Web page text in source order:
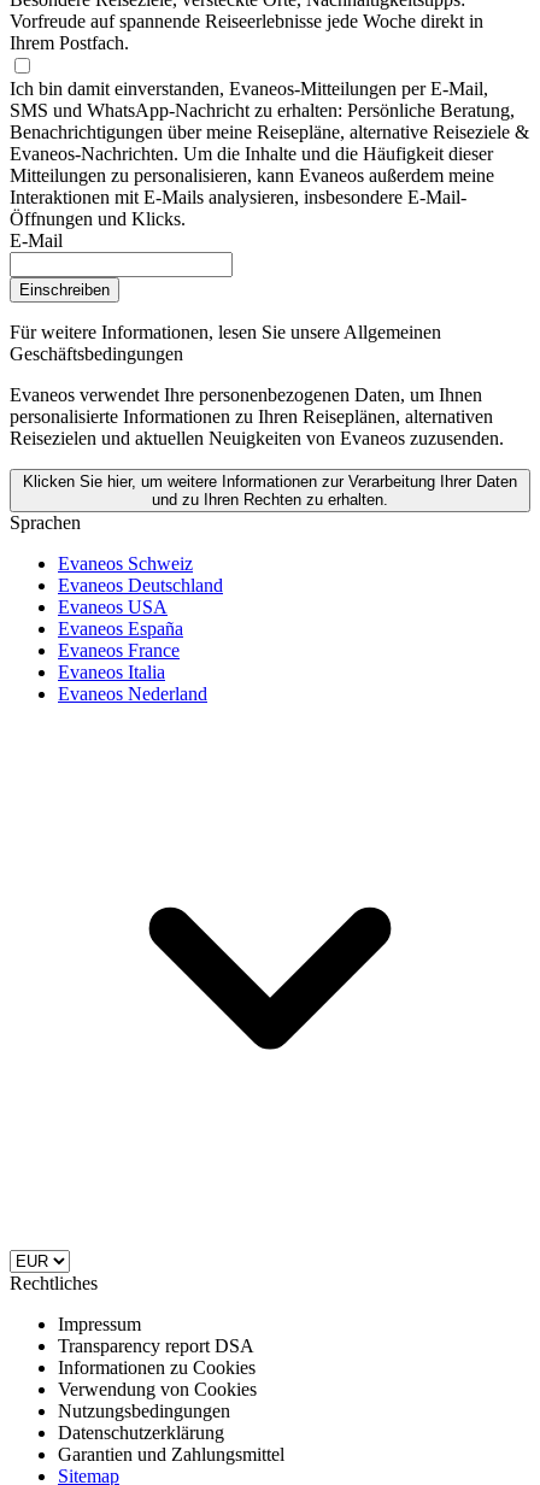
Vorfreude auf spannende Reiseerlebnisse jede Woche direkt in
Ihrem Postfach.
Ich bin damit einverstanden, Evaneos-Mitteilungen per E-Mail,
SMS und WhatsApp-Nachricht zu erhalten: Persönliche Beratung,
Benachrichtigungen über meine Reisepläne, alternative Reiseziele &
Evaneos-Nachrichten. Um die Inhalte und die Häufigkeit dieser
Mitteilungen zu personalisieren, kann Evaneos außerdem meine
Interaktionen mit E-Mails analysieren, insbesondere E-Mail-
Öffnungen und Klicks.
E-Mail
Einschreiben
Für weitere Informationen, lesen Sie unsere Allgemeinen
Geschäftsbedingungen
Evaneos verwendet Ihre personenbezogenen Daten, um Ihnen
personalisierte Informationen zu Ihren Reiseplänen, alternativen
Reisezielen und aktuellen Neuigkeiten von Evaneos zuzusenden.
Klicken Sie hier, um weitere Informationen zur Verarbeitung Ihrer Daten
und zu Ihren Rechten zu erhalten.
Sprachen
Evaneos Schweiz
Evaneos Deutschland
Evaneos USA
Evaneos España
Evaneos France
Evaneos Italia
Evaneos Nederland
Rechtliches
Impressum
Transparency report DSA
Informationen zu Cookies
Verwendung von Cookies
Nutzungsbedingungen
Datenschutzerklärung
Garantien und Zahlungsmittel
Sitemap